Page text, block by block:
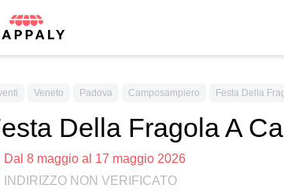
Veneto Padova Camposampiero Festa Della
Della Fragola A
Dal 8 maggio al 17 maggio 2026
INDIRIZZO NON VERIFICATO